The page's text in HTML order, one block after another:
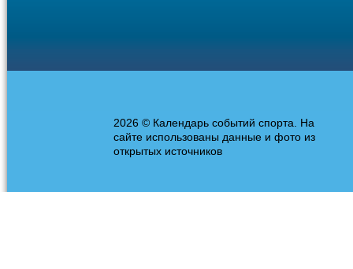
2026 © Календарь событий спорта. На
сайте использованы данные и фото из
открытых источников